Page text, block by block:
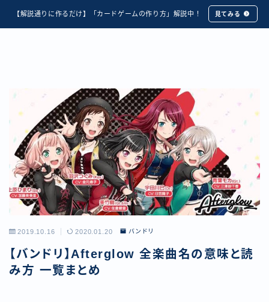
【解説通りに作るだけ】「カードゲームの作り方」解説中！ 見てみる
2019.10.16 2020.01.20 バンドリ
【バンドリ】Afterglow 全楽曲名の意味と読
み方 一覧まとめ